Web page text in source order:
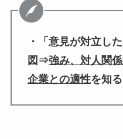
・「意見が対立し
図⇒強み、対人関
企業との適性を知る